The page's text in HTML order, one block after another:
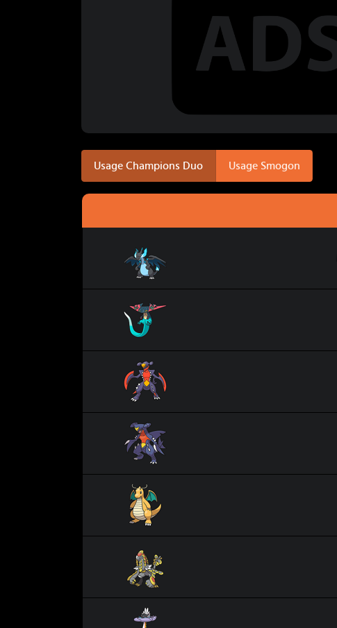
Usage Champions Duo Usage Smogon